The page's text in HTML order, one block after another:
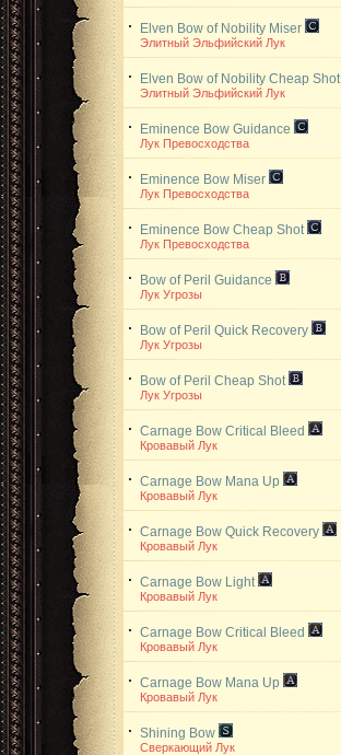
Elven Bow of Nobility Miser
Элитный Эльфийский Лук
Elven Bow of Nobility Cheap Shot
Элитный Эльфийский Лук
Eminence Bow Guidance
Лук Превосходства
Eminence Bow Miser
Лук Превосходства
Eminence Bow Cheap Shot
Лук Превосходства
Bow of Peril Guidance
Лук Угрозы
Bow of Peril Quick Recovery
Лук Угрозы
Bow of Peril Cheap Shot
Лук Угрозы
Carnage Bow Critical Bleed
Кровавый Лук
Carnage Bow Mana Up
Кровавый Лук
Carnage Bow Quick Recovery
Кровавый Лук
Carnage Bow Light
Кровавый Лук
Carnage Bow Critical Bleed
Кровавый Лук
Carnage Bow Mana Up
Кровавый Лук
Shining Bow
Сверкающий Лук